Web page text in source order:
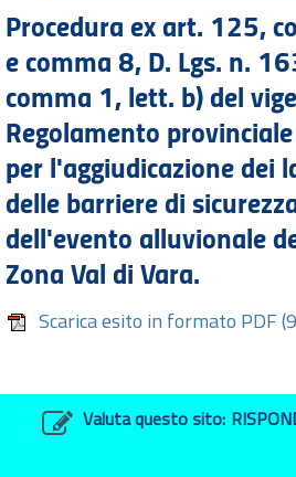
Procedura ex art. 125,
e comma 8, D. Lgs. n.
comma 1, lett. b) del
Regolamento
per l'aggiudicazione dei
delle barriere di
dell'evento alluvionale
Zona Val di Vara.
Scarica esito in formato PDF
Valuta questo sito: